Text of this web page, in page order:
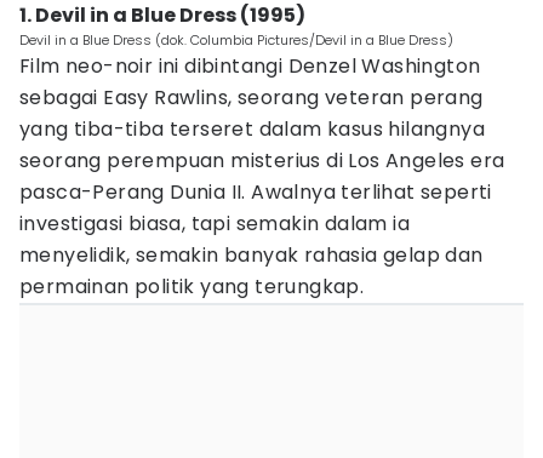
1. Devil in a Blue Dress (1995)
Devil in a Blue Dress (dok. Columbia Pictures/Devil in a Blue Dress)
Film neo-noir ini dibintangi Denzel Washington
sebagai Easy Rawlins, seorang veteran perang
yang tiba-tiba terseret dalam kasus hilangnya
seorang perempuan misterius di Los Angeles era
pasca-Perang Dunia II. Awalnya terlihat seperti
investigasi biasa, tapi semakin dalam ia
menyelidik, semakin banyak rahasia gelap dan
permainan politik yang terungkap.